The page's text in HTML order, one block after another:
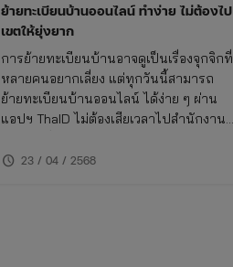
ย้ายทะเบียนบ้านออนไลน์ ทำง่าย ไม่ต้องไป
เขตให้ยุ่งยาก
การย้ายทะเบียนบ้านอาจดูเป็นเรื่องจุกจิกที่
หลายคนอยากเลี่ยง แต่ทุกวันนี้สามารถ
ย้ายทะเบียนบ้านออนไลน์ ได้ง่าย ๆ ผ่าน
แอปฯ ThaID ไม่ต้องเสียเวลาไปสำนักงาน
ผ่านมือถือ
schedule 23 / 04 / 2568